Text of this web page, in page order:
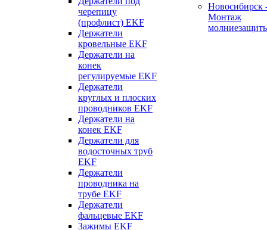
черепицу
(профлист) EKF
Держатели
кровельные EKF
Держатели на
конек
регулируемые EKF
Держатели
круглых и плоских
проводников EKF
Держатели на
конек EKF
Держатели для
водосточных труб
EKF
Держатели
проводника на
трубе EKF
Держатели
фальцевые EKF
Зажимы EKF
Новосибирск
Монтаж